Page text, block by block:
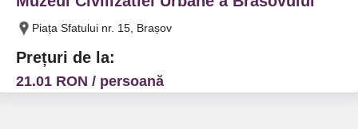
Piața Sfatului nr. 15, Brașov
Prețuri de la:
21.01 RON / persoană